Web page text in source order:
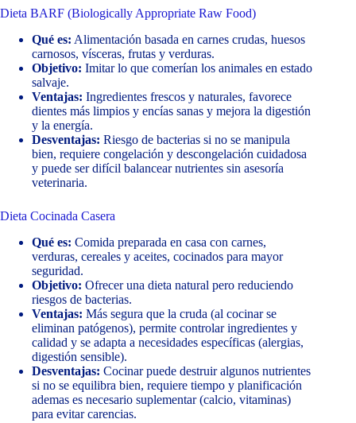
Dieta BARF (Biologically Appropriate Raw Food)
Qué es: Alimentación basada en carnes crudas, huesos
carnosos, vísceras, frutas y verduras.
Objetivo: Imitar lo que comerían los animales en estado
salvaje.
Ventajas: Ingredientes frescos y naturales, favorece
dientes más limpios y encías sanas y mejora la digestión
y la energía.
Desventajas: Riesgo de bacterias si no se manipula
bien, requiere congelación y descongelación cuidadosa
y puede ser difícil balancear nutrientes sin asesoría
veterinaria.
Dieta Cocinada Casera
Qué es: Comida preparada en casa con carnes,
verduras, cereales y aceites, cocinados para mayor
seguridad.
Objetivo: Ofrecer una dieta natural pero reduciendo
riesgos de bacterias.
Ventajas: Más segura que la cruda (al cocinar se
eliminan patógenos), permite controlar ingredientes y
calidad y se adapta a necesidades específicas (alergias,
digestión sensible).
Desventajas: Cocinar puede destruir algunos nutrientes
si no se equilibra bien, requiere tiempo y planificación
ademas es necesario suplementar (calcio, vitaminas)
para evitar carencias.